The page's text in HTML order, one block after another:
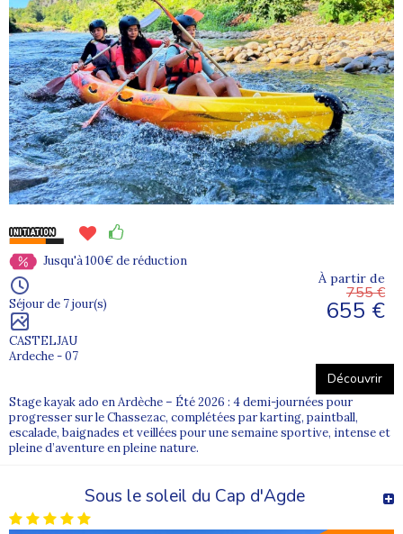
Jusqu'à 100€ de réduction
Séjour de 7 jour(s)
CASTELJAU
Ardeche - 07
À partir de
755 €
655 €
Découvrir
Stage kayak ado en Ardèche – Été 2026 : 4 demi-journées pour
progresser sur le Chassezac, complétées par karting, paintball,
escalade, baignades et veillées pour une semaine sportive, intense et
pleine d’aventure en pleine nature.
Sous le soleil du Cap d'Agde